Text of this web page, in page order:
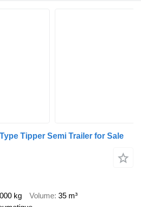
Tipper Semi Trailer for Sale
kg Volume 35 m³